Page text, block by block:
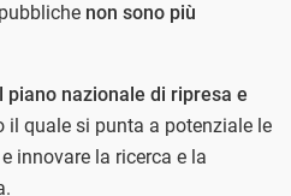
non sono più
piano nazionale di ripresa e
il quale si punta a potenziale le
innovare la ricerca e la